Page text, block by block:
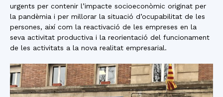
urgents per contenir l’impacte socioeconòmic originat per
la pandèmia i per millorar la situació d’ocupabilitat de les
persones, així com la reactivació de les empreses en la
seva activitat productiva i la reorientació del funcionament
de les activitats a la nova realitat empresarial.